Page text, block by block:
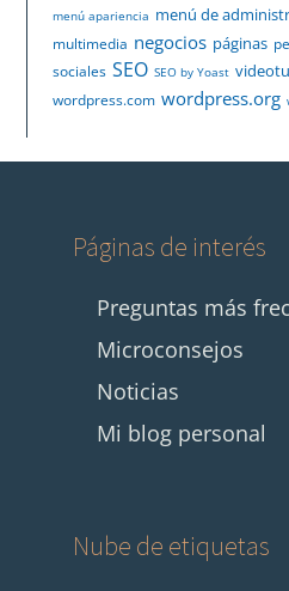
menú apariencia menú de
multimedia negocios páginas
sociales SEO SEO by Yoast
wordpress.com wordpress.org
Páginas de interés
Preguntas más
Microconsejos
Noticias
Mi blog personal
Nube de etiquetas